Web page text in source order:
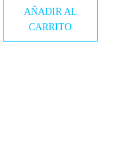
original
era:
AÑADIR AL
CARRITO